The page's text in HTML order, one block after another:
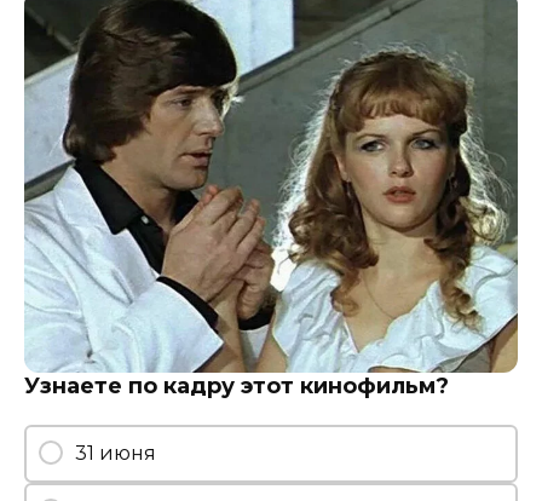
Узнаете по кадру этот кинофильм?
31 июня